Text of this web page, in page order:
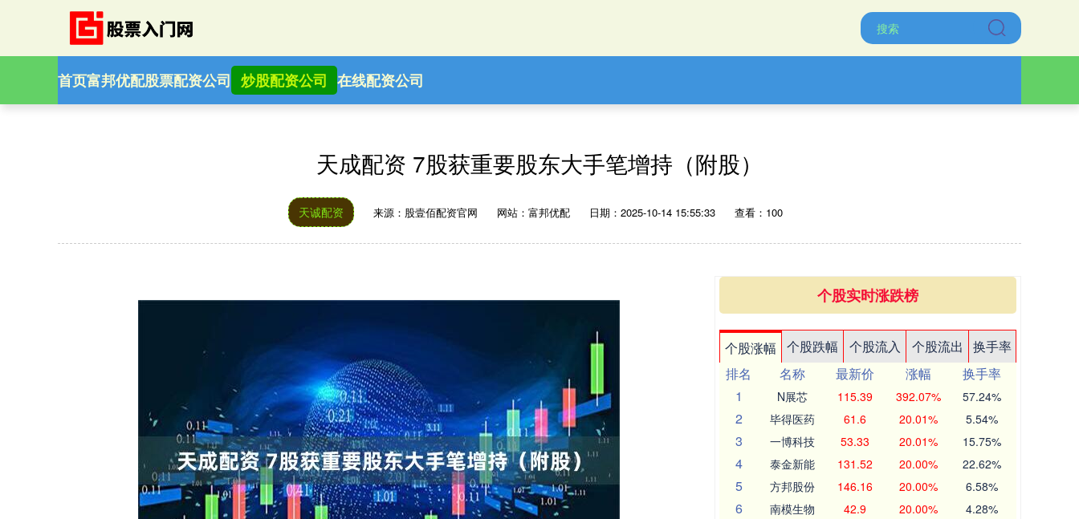
首页富邦优配股票配资公司 炒股配资公司 在线配资公司
天成配资 7股获重要股东大手笔增持（附股）
天诚配资 来源：股壹佰配资官网 网站：富邦优配 日期：2025-10-14 15:55:33 查看：100
个股实时涨跌榜
个股涨幅 个股跌幅 个股流入 个股流出
换手率
排名
名称 最新价 涨幅
换手率
1
N展芯 115.39 392.07% 57.24%
2 毕得医药 61.6 20.01% 5.54%
3 一博科技 53.33 20.01% 15.75%
4 泰金新能 131.52 20.00% 22.62%
5 方邦股份 146.16 20.00% 6.58%
6 南模生物 42.9 20.00% 4.28%